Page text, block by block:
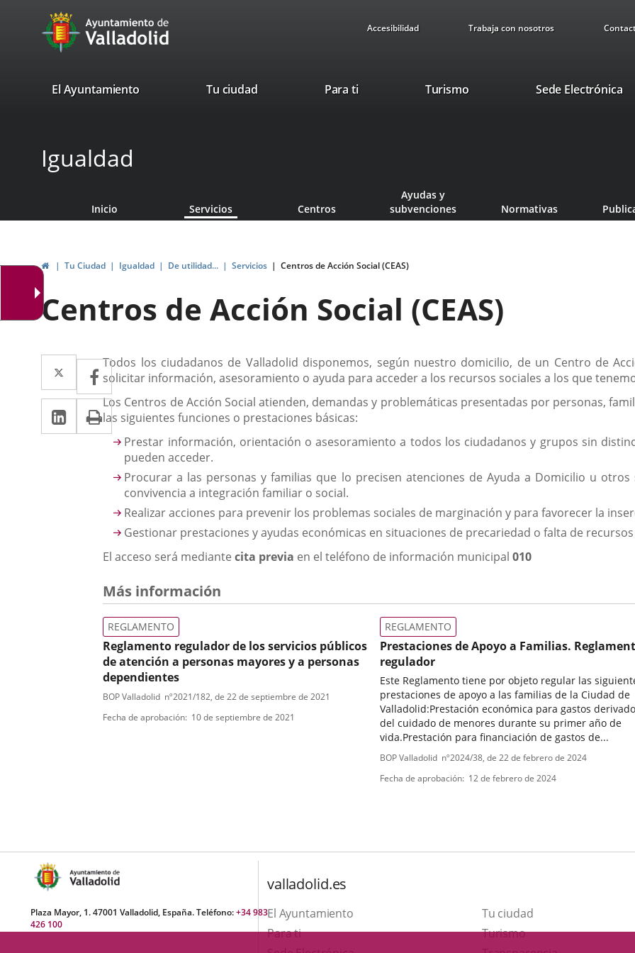
Portal
Web
Ayuntamiento
Valladolid
Accesibilidad Trabaja con nosotros
valladolid.es
El Ayuntamiento Tu ciudad Para ti TurismoEste
Sede Electrónica
Igualdad
Inicio Servicios Centros
Ayudas y
subvenciones
Normativas
InicioTu Ciudad Igualdad De utilidad... Servicios Centros de Acción Social (CEAS)
Centros de Acción Social (CEAS)
Twitter
Enlace
a
una
aplicación
externa.
Facebook
Enlace
a
una
aplicación
externa.
LinkedIn
Enlace
a
aplicación
externa.
Imprimir
Descripción
Todos los ciudadanos de Valladolid disponemos, según nuestro domicilio, de un Centro de
solicitar información, asesoramiento o ayuda para acceder a los recursos sociales a los que
Los Centros de Acción Social atienden, demandas y problemáticas presentadas por personas,
las siguientes funciones o prestaciones básicas:
Prestar información, orientación o asesoramiento a todos los ciudadanos y grupos sin
pueden acceder.
Procurar a las personas y familias que lo precisen atenciones de Ayuda a Domicilio u
convivencia a integración familiar o social.
Realizar acciones para prevenir los problemas sociales de marginación y para favorecer la
Gestionar prestaciones y ayudas económicas en situaciones de precariedad o falta de
El acceso será mediantecita previa en el teléfono de información municipal010
Más información
Reglamento regulador de los servicios públicos
de atención a personas mayores y a personas
dependientes
Tipo
de
REGLAMENTO
Referencia
BOP Valladolid nº2021/182, de 22 de septiembre de 2021
Fecha de aprobación 10 de septiembre de 2021
Prestaciones de Apoyo a Familias.
regulador
Este Reglamento tiene por objeto regular las
prestaciones de apoyo a las familias de la Ciudad de
Valladolid:Prestación económica para gastos
del cuidado de menores durante su primer año de
vida.Prestación para financiación de gastos de...
Tipo
de
REGLAMENTO
Referencia
BOP Valladolid nº2024/38, de 22 de febrero de 2024
Fecha de aprobación
12 de febrero de 2024
Plaza Mayor, 1. 47001 Valladolid, España. Teléfono:+34 983
426 100
valladolid.es
El Ayuntamiento
Tu ciudad
Para ti
TurismoEste